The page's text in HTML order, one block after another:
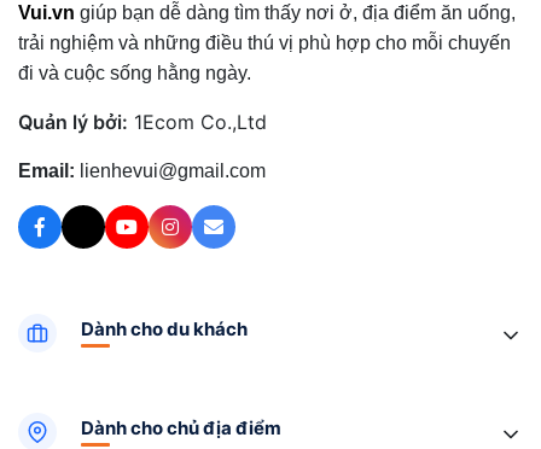
Vui.vn giúp bạn dễ dàng tìm thấy nơi ở, địa điểm ăn uống,
trải nghiệm và những điều thú vị phù hợp cho mỗi chuyến
đi và cuộc sống hằng ngày.
Quản lý bởi: 1Ecom Co.,Ltd
Email: lienhevui@gmail.com
Dành cho du khách
Dành cho chủ địa điểm